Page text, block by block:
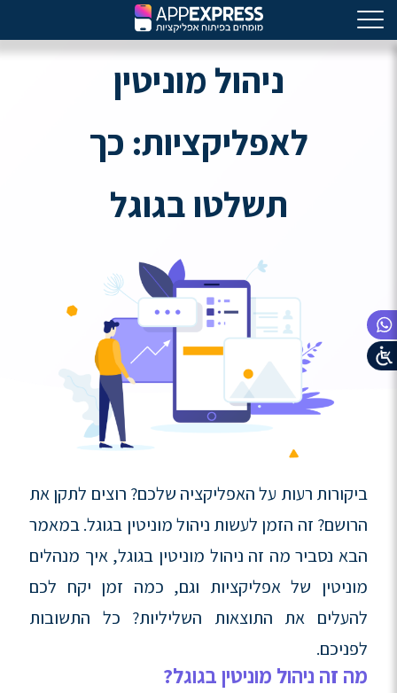
ניהול מוניטין
לאפליקציות: כך
תשלטו בגוגל
ביקורות רעות על האפליקציה שלכם? רוצים לתקן את
הרושם? זה הזמן לעשות ניהול מוניטין בגוגל. במאמר
הבא נסביר מה זה ניהול מוניטין בגוגל, איך מנהלים
מוניטין של אפליקציות וגם, כמה זמן יקח לכם
להעלים את התוצאות השליליות? כל התשובות
לפניכם.
מה זה ניהול מוניטין בגוגל?